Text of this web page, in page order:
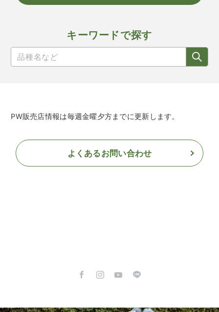
キーワードで探す
PW販売店情報は毎週金曜夕方までに更新します。
よくあるお問い合わせ